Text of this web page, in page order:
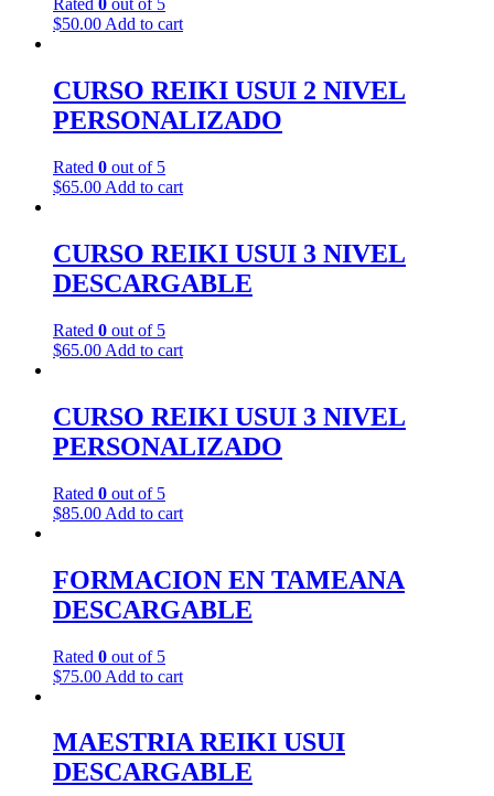
Rated 0 out of 5
$50.00 Add to cart
CURSO REIKI USUI 2 NIVEL
PERSONALIZADO
Rated 0 out of 5
$65.00 Add to cart
CURSO REIKI USUI 3 NIVEL
DESCARGABLE
Rated 0 out of 5
$65.00 Add to cart
CURSO REIKI USUI 3 NIVEL
PERSONALIZADO
Rated 0 out of 5
$85.00 Add to cart
FORMACION EN TAMEANA
DESCARGABLE
Rated 0 out of 5
$75.00 Add to cart
MAESTRIA REIKI USUI
DESCARGABLE